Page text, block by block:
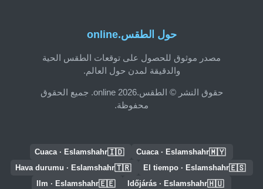
حول الطقس.online
مصدر موثوق للحصول على توقعات الطقس الحية
والدقيقة لمدن حول العالم.
حقوق النشر © الطقس.online 2026. جميع الحقوق
محفوظة.
🇲🇾
Cuaca · Eslamshahr
🇮🇩
Cuaca · Eslamshahr
🇪🇸
El tiempo · Eslamshahr
🇹🇷
Hava durumu · Eslamshahr
🇭🇺
Időjárás · Eslamshahr
🇪🇪
Ilm · Eslamshahr